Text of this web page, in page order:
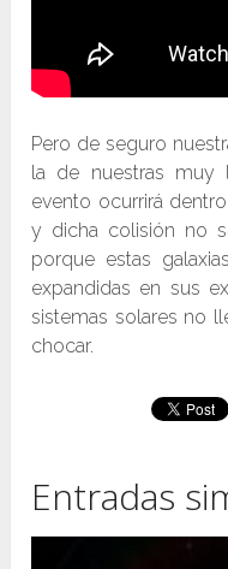
Pero de seguro
la de nuestras muy
evento ocurrirá
y dicha colisión no
porque estas
expandidas en sus
sistemas solares no
chocar.
Entradas